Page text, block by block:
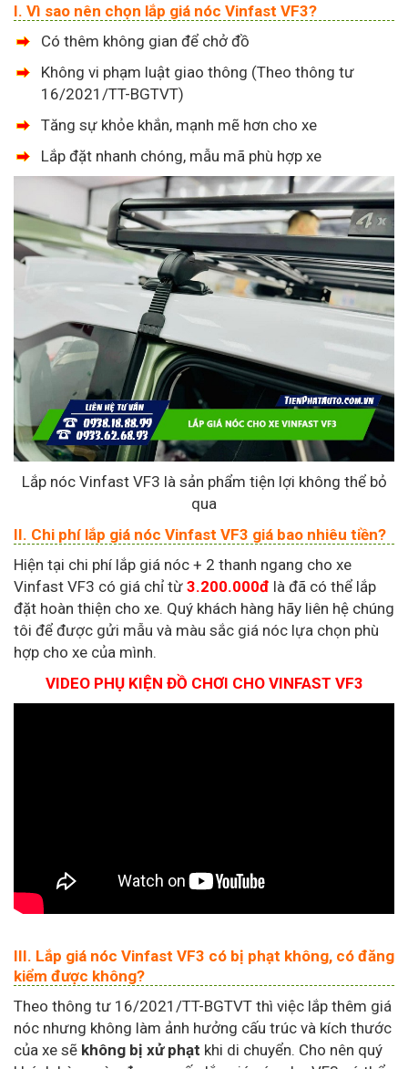
I. Vì sao nên chọn lắp giá nóc Vinfast VF3?
Có thêm không gian để chở đồ
Không vi phạm luật giao thông (Theo thông tư
16/2021/TT-BGTVT)
Tăng sự khỏe khắn, mạnh mẽ hơn cho xe
Lắp đặt nhanh chóng, mẫu mã phù hợp xe
Lắp nóc Vinfast VF3 là sản phẩm tiện lợi không thể bỏ
qua
II. Chi phí lắp giá nóc Vinfast VF3 giá bao nhiêu tiền?
Hiện tại chi phí lắp giá nóc + 2 thanh ngang cho xe
Vinfast VF3 có giá chỉ từ 3.200.000đ là đã có thể lắp
đặt hoàn thiện cho xe. Quý khách hàng hãy liên hệ chúng
tôi để được gửi mẫu và màu sắc giá nóc lựa chọn phù
hợp cho xe của mình.
VIDEO PHỤ KIỆN ĐỒ CHƠI CHO VINFAST VF3
III. Lắp giá nóc Vinfast VF3 có bị phạt không, có đăng
kiểm được không?
Theo thông tư 16/2021/TT-BGTVT thì việc lắp thêm giá
nóc nhưng không làm ảnh hưởng cấu trúc và kích thước
của xe sẽ không bị xử phạt khi di chuyển. Cho nên quý